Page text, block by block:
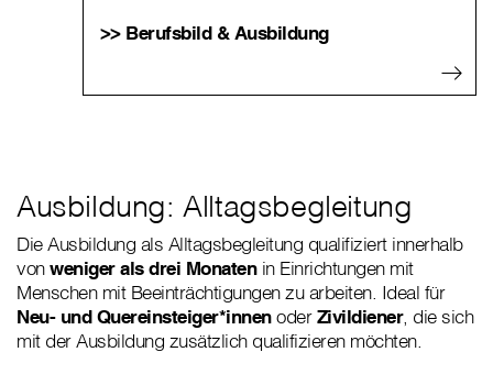
>> Berufsbild & Ausbildung
Ausbildung: Alltagsbegleitung
Die Ausbildung als Alltagsbegleitung qualifiziert innerhalb
vonweniger als drei Monatenin Einrichtungen mit
Menschen mit Beeinträchtigungen zu arbeiten. Ideal für
Neu- und Quereinsteiger*innenoderZivildiener, die sich
mit der Ausbildung zusätzlich qualifizieren möchten.